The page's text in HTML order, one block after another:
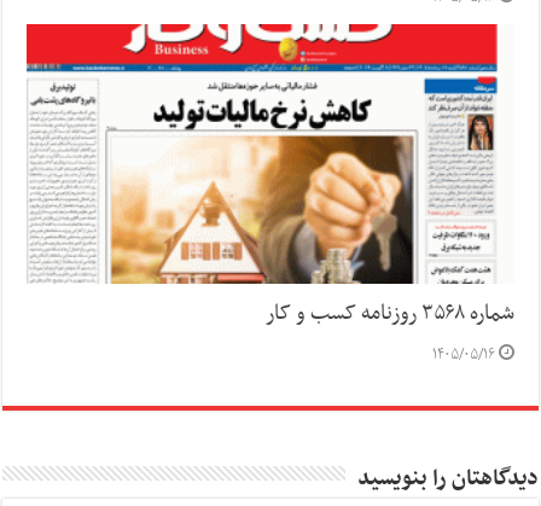
شماره ۳۵۶۸ روزنامه کسب و کار
۱۴۰۵/۰۵/۱۶
دیدگاهتان را بنویسید